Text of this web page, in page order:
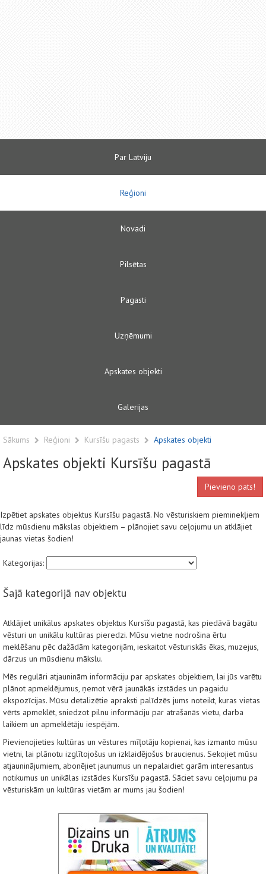
Par Latviju
Reģioni
Novadi
Pilsētas
Pagasti
Uzņēmumi
Apskates objekti
Galerijas
Sākums Reģioni Kursīšu pagasts Apskates objekti
Apskates objekti Kursīšu pagastā
Pievieno pats!
Izpētiet apskates objektus Kursīšu pagastā. No vēsturiskiem pieminekļiem
līdz mūsdienu mākslas objektiem – plānojiet savu ceļojumu un atklājiet
jaunas vietas šodien!
Kategorijas:
Šajā kategorijā nav objektu
Atklājiet unikālus apskates objektus Kursīšu pagastā, kas piedāvā bagātu
vēsturi un unikālu kultūras pieredzi. Mūsu vietne nodrošina ērtu
meklēšanu pēc dažādām kategorijām, ieskaitot vēsturiskās ēkas, muzejus,
dārzus un mūsdienu mākslu.
Mēs regulāri atjauninām informāciju par apskates objektiem, lai jūs varētu
plānot apmeklējumus, ņemot vērā jaunākās izstādes un pagaidu
ekspozīcijas. Mūsu detalizētie apraksti palīdzēs jums noteikt, kuras vietas
vērts apmeklēt, sniedzot pilnu informāciju par atrašanās vietu, darba
laikiem un apmeklētāju iespējām.
Pievienojieties kultūras un vēstures mīļotāju kopienai, kas izmanto mūsu
vietni, lai plānotu izglītojošus un izklaidējošus braucienus. Sekojiet mūsu
atjauninājumiem, abonējiet jaunumus un nepalaidiet garām interesantus
notikumus un unikālas izstādes Kursīšu pagastā. Sāciet savu ceļojumu pa
vēsturiskām un kultūras vietām ar mums jau šodien!